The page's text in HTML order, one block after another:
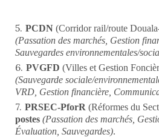
PCDN (Corridor rail/route
(Passation des marchés, Gestion
Sauvegardes environnementales/
PVGFD (Villes et Gestion
(Sauvegarde sociale/
VRD, Gestion financière,
PRSEC-PforR (Réformes du
postes (Passation des marchés,
Évaluation, Sauvegardes).